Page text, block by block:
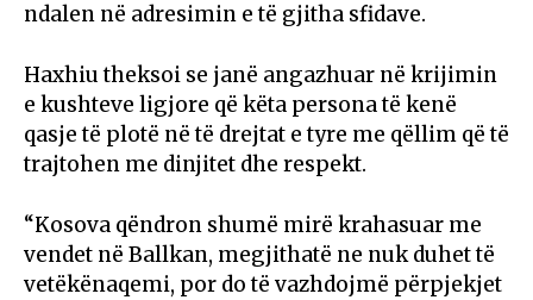
ndalen në adresimin e të gjitha sfidave.
Haxhiu theksoi se janë angazhuar në krijimin
e kushteve ligjore që këta persona të kenë
qasje të plotë në të drejtat e tyre me qëllim që të
trajtohen me dinjitet dhe respekt.
“Kosova qëndron shumë mirë krahasuar me
vendet në Ballkan, megjithatë ne nuk duhet të
vetëkënaqemi, por do të vazhdojmë përpjekjet